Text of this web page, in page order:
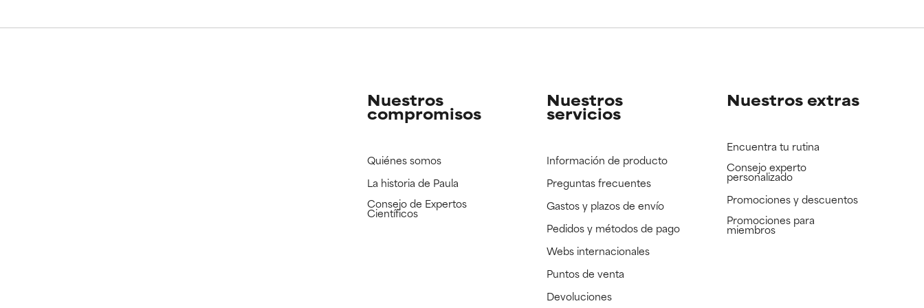
Nuestros
compromisos
Quiénes somos
La historia de Paula
Consejo de Expertos
Científicos
Nuestros
servicios
Información de producto
Preguntas frecuentes
Gastos y plazos de envío
Pedidos y métodos de pago
Webs internacionales
Puntos de venta
Devoluciones
Nuestros extras
Encuentra tu rutina
Consejo experto
personalizado
Promociones y descuentos​
Promociones para
miembros